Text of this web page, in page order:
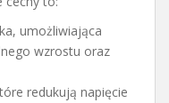
umożliwiająca
wzrostu oraz
redukują napięcie